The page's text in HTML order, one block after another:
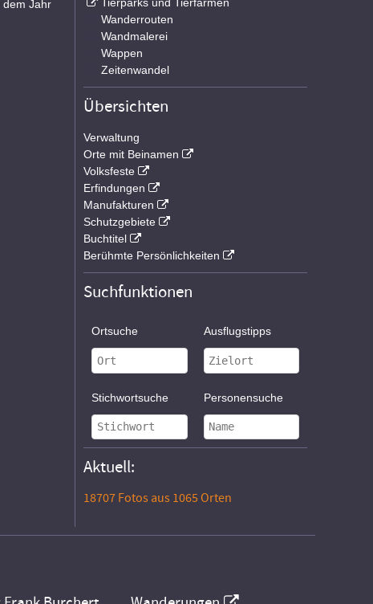
dem Jahr
Wanderrouten
Wandmalerei
Wappen
Zeitenwandel
Übersichten
Verwaltung
Orte mit Beinamen
Volksfeste
Erfindungen
Manufakturen
Schutzgebiete
Buchtitel
Berühmte Persönlichkeiten
Suchfunktionen
Ortsuche Ausflugstipps
Stichwortsuche Personensuche
Aktuell:
18707 Fotos aus 1065 Orten